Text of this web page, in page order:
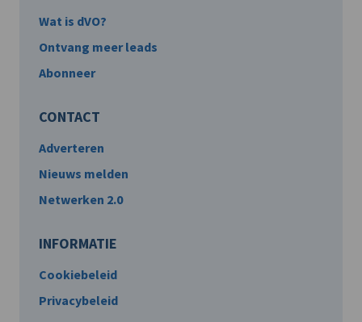
Wat is dVO?
Ontvang meer leads
Abonneer
CONTACT
Adverteren
Nieuws melden
Netwerken 2.0
INFORMATIE
Cookiebeleid
Privacybeleid